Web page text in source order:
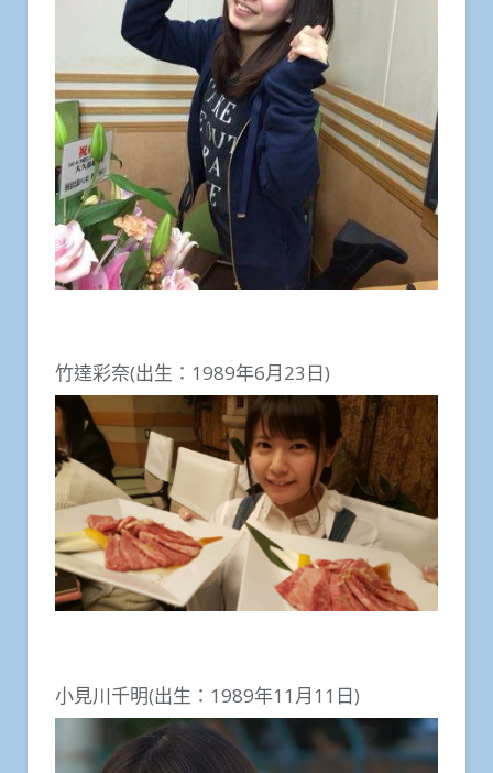
竹達彩奈(出生：1989年6月23日)
小見川千明(出生：1989年11月11日)